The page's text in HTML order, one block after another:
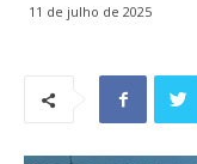
11 de julho de 2025